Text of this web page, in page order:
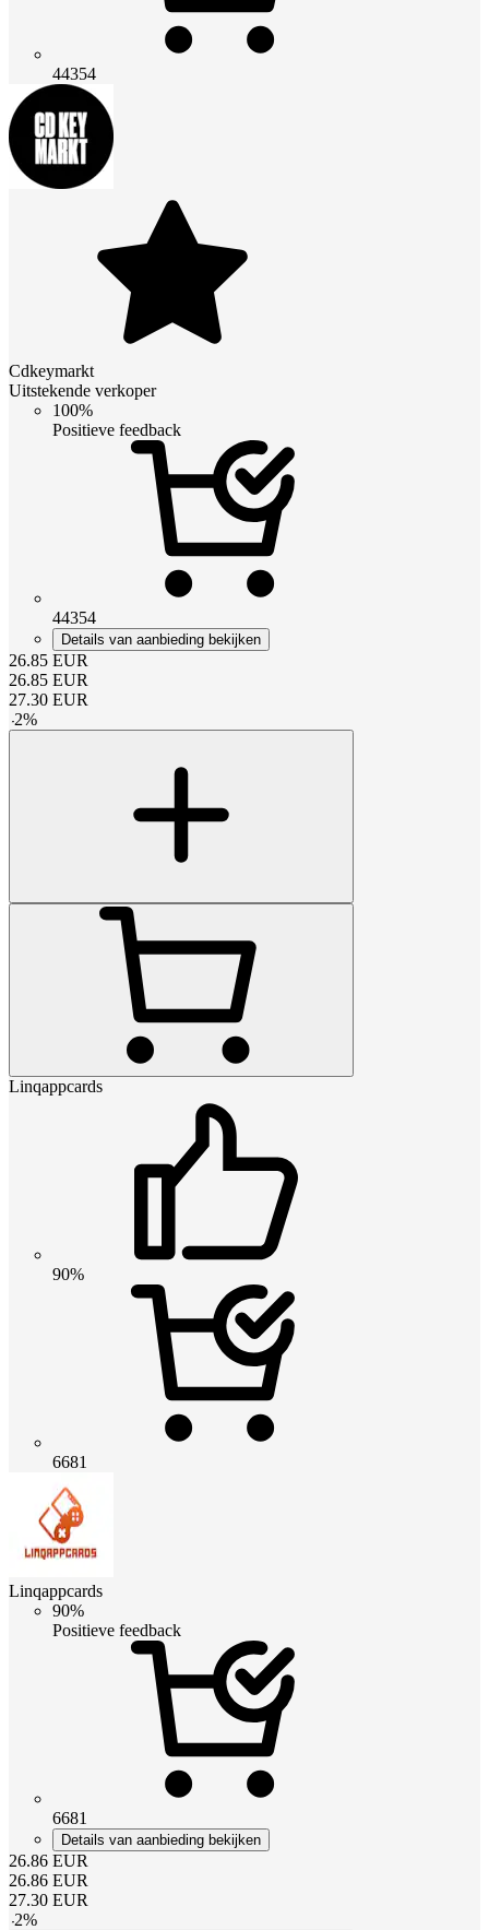
44354
Cdkeymarkt
Uitstekende verkoper
100%
Positieve feedback
44354
Details van aanbieding bekijken
26.85 EUR
26.85 EUR
27.30 EUR
-2%
Linqappcards
90%
6681
Linqappcards
90%
Positieve feedback
6681
Details van aanbieding bekijken
26.86 EUR
26.86 EUR
27.30 EUR
-2%